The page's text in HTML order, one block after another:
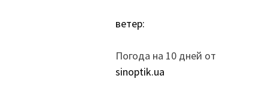
ветер:
Погода на 10 дней от
sinoptik.ua